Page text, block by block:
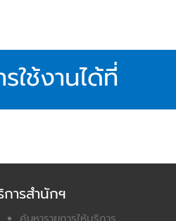
ช้งานได้ที่
การสำนักฯ